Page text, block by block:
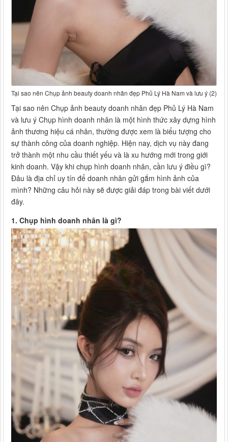
Tại sao nên Chụp ảnh beauty doanh nhân đẹp Phủ Lý Hà Nam và lưu ý (2)
Tại sao nên Chụp ảnh beauty doanh nhân đẹp Phủ Lý Hà Nam
và lưu ý Chụp hình doanh nhân là một hình thức xây dựng hình
ảnh thương hiệu cá nhân, thường được xem là biểu tượng cho
sự thành công của doanh nghiệp. Hiện nay, dịch vụ này đang
trở thành một nhu cầu thiết yếu và là xu hướng mới trong giới
kinh doanh. Vậy khi chụp hình doanh nhân, cần lưu ý điều gì?
Đâu là địa chỉ uy tín để doanh nhân gửi gắm hình ảnh của
mình? Những câu hỏi này sẽ được giải đáp trong bài viết dưới
đây.
1. Chụp hình doanh nhân là gì?